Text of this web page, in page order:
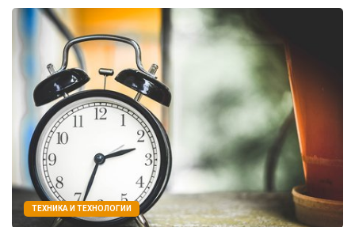
ТЕХНИКА И ТЕХНОЛОГИИ